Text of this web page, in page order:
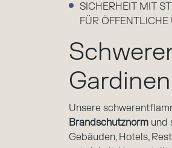
SICHERHEIT MIT
FÜR
Unsere
Brandschutznorm und
Gebäuden, Hotels,